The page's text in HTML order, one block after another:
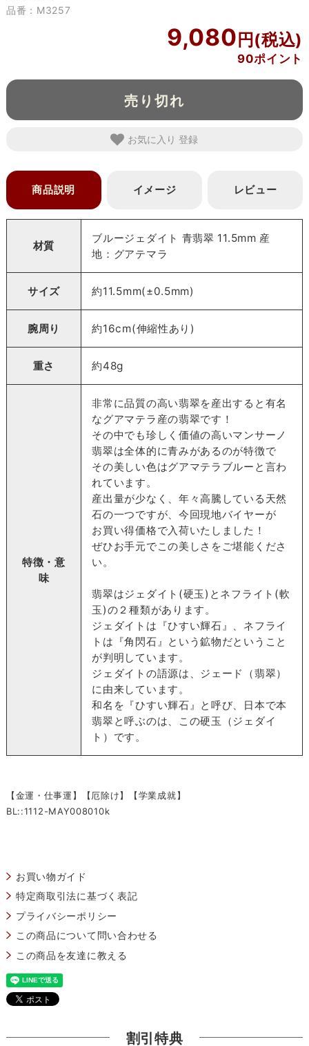
品番：M3257
9,080
90ポイント
売り切れ
お気に入り
商品説明 イメージ レビュー
材質
ブルージェダイト 青翡翠 11.5mm 産
地：グアテマラ
サイズ 約11.5mm(±0.5mm)
腕周り 約16cm(伸縮性あり)
重さ 約48g
特徴・意
味
非常に品質の高い翡翠を産出すると有名
なグアマテラ産の翡翠です！
その中でも珍しく価値の高いマンサーノ
翡翠は全体的に青みがあるのが特徴で
その美しい色はグアマテラブルーと言わ
れています。
産出量が少なく、年々高騰している天然
石の一つですが、今回現地バイヤーが
お買い得価格で入荷いたしました！
ぜひお手元でこの美しさをご堪能くださ
い。
翡翠はジェダイト(硬玉)とネフライト(軟
玉)の２種類があります。
ジェダイトは『ひすい輝石』、ネフライ
トは『角閃石』という鉱物だということ
が判明しています。
ジェダイトの語源は、ジェード（翡翠）
に由来しています。
和名を『ひすい輝石』と呼び、日本で本
翡翠と呼ぶのは、この硬玉（ジェダイ
ト）です。
【金運・仕事運】【厄除け】【学業成就】
BL::1112-MAY008010k
お買い物ガイド
特定商取引法に基づく表記
プライバシーポリシー
この商品について問い合わせる
この商品を友達に教える
割引特典